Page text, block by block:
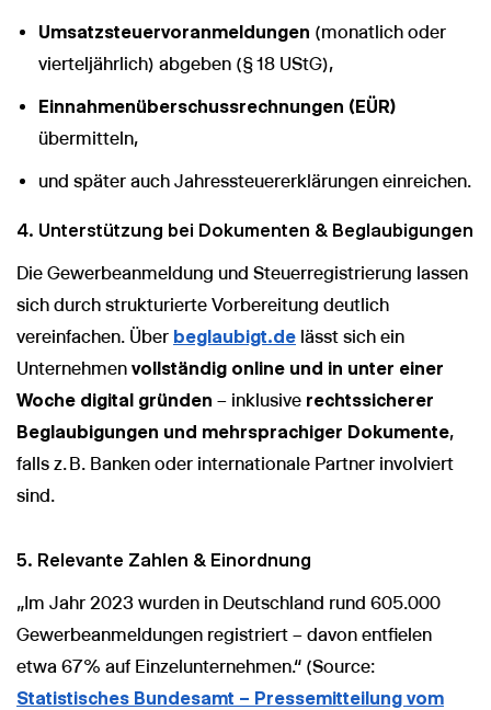
Umsatzsteuervoranmeldungen (monatlich oder
vierteljährlich) abgeben (§ 18 UStG),
Einnahmenüberschussrechnungen (EÜR)
übermitteln,
und später auch Jahressteuererklärungen einreichen.
4. Unterstützung bei Dokumenten & Beglaubigungen
Die Gewerbeanmeldung und Steuerregistrierung lassen
sich durch strukturierte Vorbereitung deutlich
vereinfachen. Über beglaubigt.de lässt sich ein
Unternehmen vollständig online und in unter einer
Woche digital gründen – inklusive rechtssicherer
Beglaubigungen und mehrsprachiger Dokumente,
falls z. B. Banken oder internationale Partner involviert
sind.
5. Relevante Zahlen & Einordnung
„Im Jahr 2023 wurden in Deutschland rund 605.000
Gewerbeanmeldungen registriert – davon entfielen
etwa 67 % auf Einzelunternehmen.“ (Source:
Statistisches Bundesamt – Pressemitteilung vom